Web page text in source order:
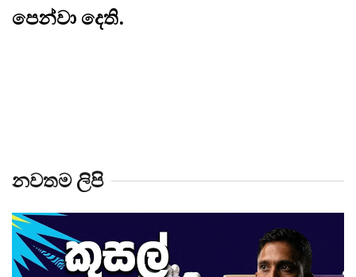
පෙන්වා දෙති.
නවතම ලිපි